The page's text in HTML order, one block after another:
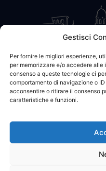
Gestisci
Per fornire le migliori esperienze,
per memorizzare e/o accedere alle
consenso a queste tecnologie ci
comportamento di navigazione o
acconsentire o ritirare il consenso
caratteristiche e funzioni.
CONTATTACI
© 2002 - 2026